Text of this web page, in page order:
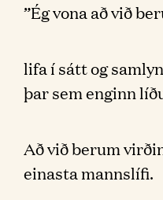
”Ég vona að við
lifa í sátt og
þar sem enginn
Að við berum
einasta mannslífi.